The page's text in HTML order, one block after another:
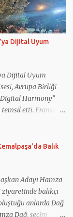
Dijital Uyum
Dijital Uyum
Avrupa Birliği
Harmony”
etti. Fransa
kullanımı,
öğretmen ve
Digital
Projenin
Balık
Adayı Hamza
balıkçı
anlarda Dağ
Dağ, seçim